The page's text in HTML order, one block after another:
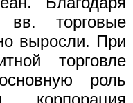
торговые
выросли. При
торговле
роль
корпорация